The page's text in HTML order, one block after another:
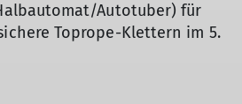
Autotuber) für
Toprope-Klettern im 5.